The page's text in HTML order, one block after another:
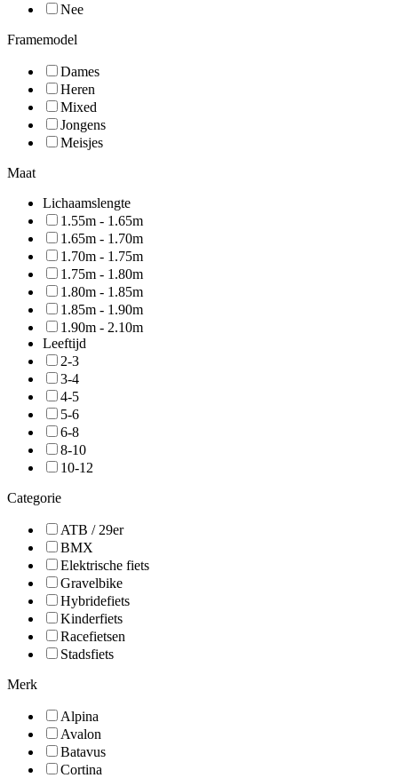
Nee
Framemodel
Dames
Heren
Mixed
Jongens
Meisjes
Maat
Lichaamslengte
1.55m - 1.65m
1.65m - 1.70m
1.70m - 1.75m
1.75m - 1.80m
1.80m - 1.85m
1.85m - 1.90m
1.90m - 2.10m
Leeftijd
2-3
3-4
4-5
5-6
6-8
8-10
10-12
Categorie
ATB / 29er
BMX
Elektrische fiets
Gravelbike
Hybridefiets
Kinderfiets
Racefietsen
Stadsfiets
Merk
Alpina
Avalon
Batavus
Cortina